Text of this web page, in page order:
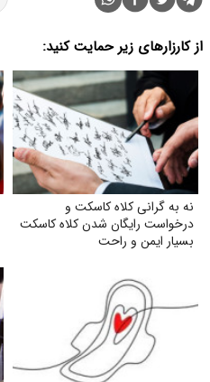
از کارزارهای زیر حمایت کنید:
نه به گرانی کلاه کاسکت و
درخواست رایگان شدن کلاه کاسکت
بسیار ایمن و راحت